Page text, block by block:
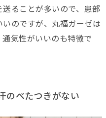
ることが多いので、患部
のですが、丸福ガーゼは
気性がいいのも特徴で
のべたつきがない